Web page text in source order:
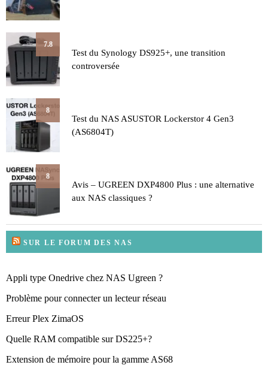
7.8
Test du Synology DS925+, une transition
controversée
8
Test du NAS ASUSTOR Lockerstor 4 Gen3
(AS6804T)
8
Avis – UGREEN DXP4800 Plus : une alternative
aux NAS classiques ?
SUR LE FORUM DES NAS
Appli type Onedrive chez NAS Ugreen ?
Problème pour connecter un lecteur réseau
Erreur Plex ZimaOS
Quelle RAM compatible sur DS225+?
Extension de mémoire pour la gamme AS68